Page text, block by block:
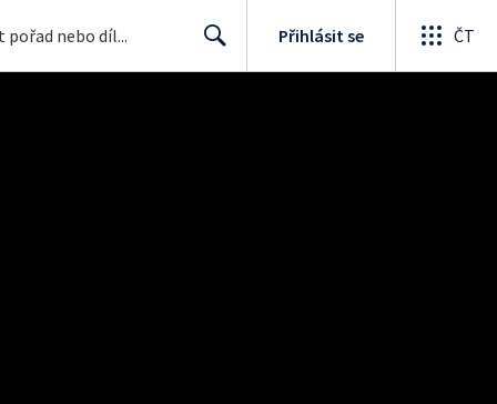
Přihlásit se ČT